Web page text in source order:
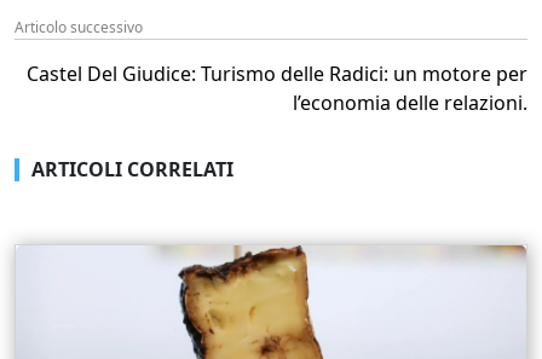
Articolo successivo
Castel Del Giudice: Turismo delle Radici: un motore per
l’economia delle relazioni.
ARTICOLI CORRELATI